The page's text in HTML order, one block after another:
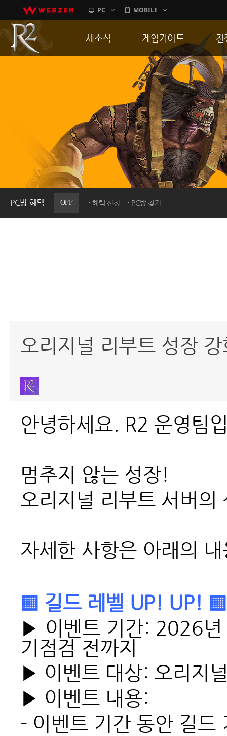
PC MOBILE
PC방 혜택 OFF 혜택 신청 PC방 찾기
새소식
이벤트
히스토리
PC방으로간다
게임가이드
게임 특징
서버가이드
신병훈련소
세부가이드
통합보급센터
전
통
공
오리지널 리부트 성장
안녕하세요. R2 운영팀
멈추지 않는 성장!
오리지널 리부트 서버
자세한 사항은 아래의
▒ 길드 레벨 UP! UP! ▒
▶ 이벤트 기간: 2026
기점검 전까지
▶ 이벤트 대상: 오리지
▶ 이벤트 내용:
- 이벤트 기간 동안 길드